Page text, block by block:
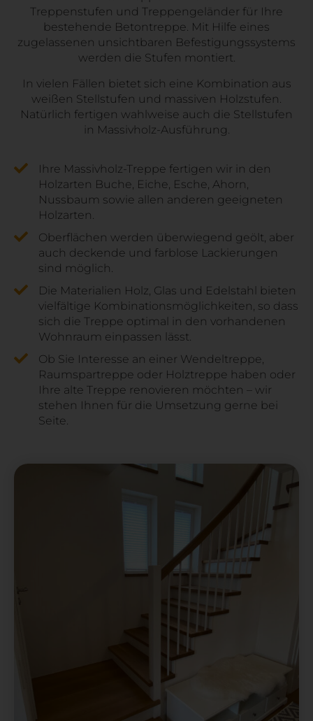
Treppenstufen und Treppengeländer für Ihre
bestehende Betontreppe. Mit Hilfe eines
zugelassenen unsichtbaren Befestigungssystems
werden die Stufen montiert.
In vielen Fällen bietet sich eine Kombination aus
weißen Stellstufen und massiven Holzstufen.
Natürlich fertigen wahlweise auch die Stellstufen
in Massivholz-Ausführung.
Ihre Massivholz-Treppe fertigen wir in den
Holzarten Buche, Eiche, Esche, Ahorn,
Nussbaum sowie allen anderen geeigneten
Holzarten.
Oberflächen werden überwiegend geölt, aber
auch deckende und farblose Lackierungen
sind möglich.
Die Materialien Holz, Glas und Edelstahl bieten
vielfältige Kombinationsmöglichkeiten, so dass
sich die Treppe optimal in den vorhandenen
Wohnraum einpassen lässt.
Ob Sie Interesse an einer Wendeltreppe,
Raumspartreppe oder Holztreppe haben oder
Ihre alte Treppe renovieren möchten – wir
stehen Ihnen für die Umsetzung gerne bei
Seite.